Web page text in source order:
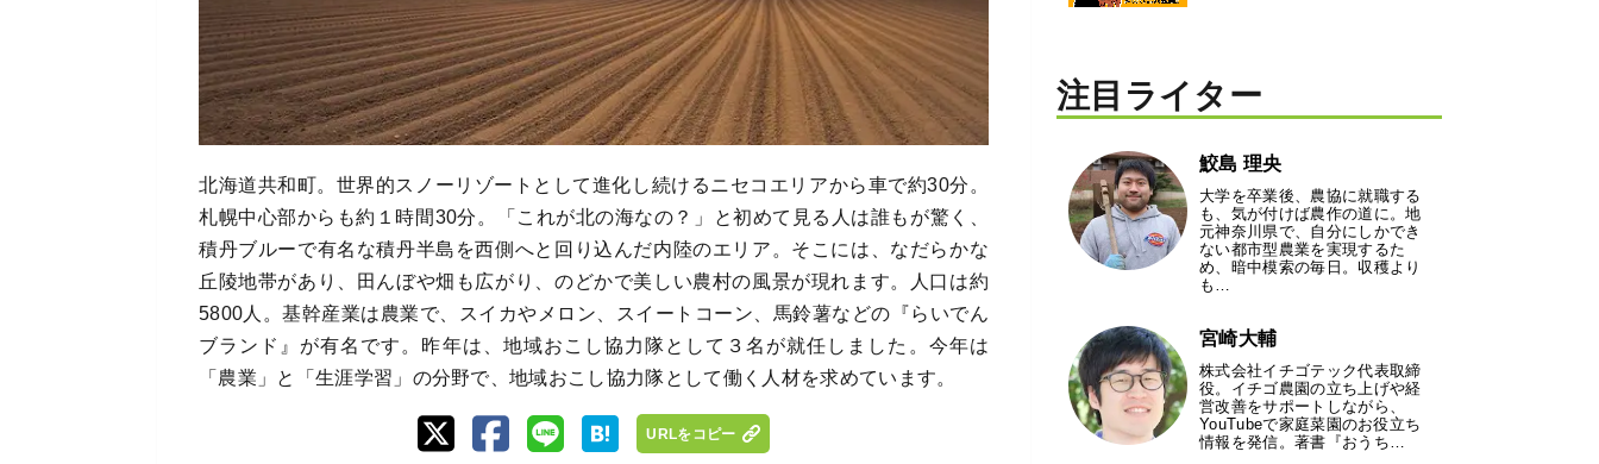
北海道共和町。世界的スノーリゾートとして進化し続けるニセコエリアから車で約30分。
札幌中心部からも約１時間30分。「これが北の海なの？」と初めて見る人は誰もが驚く、
積丹ブルーで有名な積丹半島を西側へと回り込んだ内陸のエリア。そこには、なだらかな
丘陵地帯があり、田んぼや畑も広がり、のどかで美しい農村の風景が現れます。人口は約
5800人。基幹産業は農業で、スイカやメロン、スイートコーン、馬鈴薯などの『らいでん
ブランド』が有名です。昨年は、地域おこし協力隊として３名が就任しました。今年は
「農業」と「生涯学習」の分野で、地域おこし協力隊として働く人材を求めています。
URLをコピー
注目ライター
鮫島 理央
大学を卒業後、農協に就職する
も、気が付けば農作の道に。地
元神奈川県で、自分にしかでき
ない都市型農業を実現するた
め、暗中模索の毎日。収穫より
も…
宮崎大輔
株式会社イチゴテック代表取締
役。イチゴ農園の立ち上げや経
営改善をサポートしながら、
YouTubeで家庭菜園のお役立ち
情報を発信。著書『おうち…